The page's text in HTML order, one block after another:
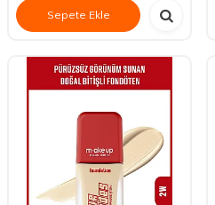
Sepete Ekle